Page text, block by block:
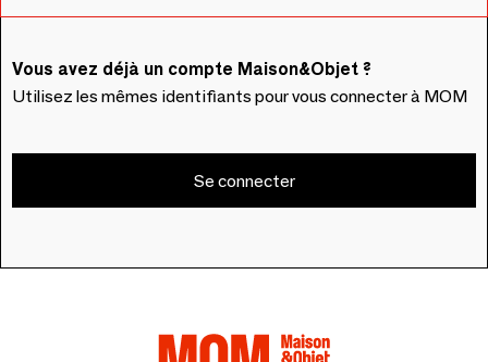
Vous avez déjà un compte Maison&Objet ?
Utilisez les mêmes identifiants pour vous connecter à MOM
Se connecter